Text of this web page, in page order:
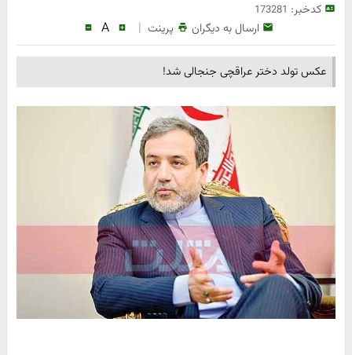
کدخبر: 173281
ارسال به دیگران پرینت |
A
عکس تولد دختر عراقچی جنجالی شد!